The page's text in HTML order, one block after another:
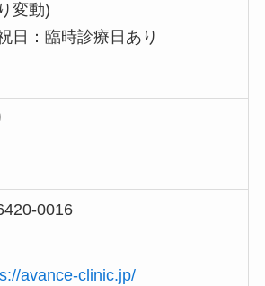
り変動)
日：臨時診療日あり
0016
avance-clinic.jp/